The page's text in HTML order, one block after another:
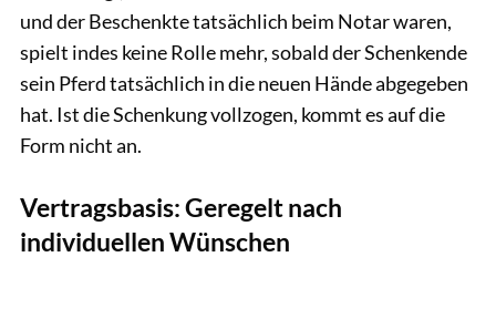
und der Beschenkte tatsächlich beim Notar waren,
spielt indes keine Rolle mehr, sobald der Schenkende
sein Pferd tatsächlich in die neuen Hände abgegeben
hat. Ist die Schenkung vollzogen, kommt es auf die
Form nicht an.
Vertragsbasis: Geregelt nach
individuellen Wünschen